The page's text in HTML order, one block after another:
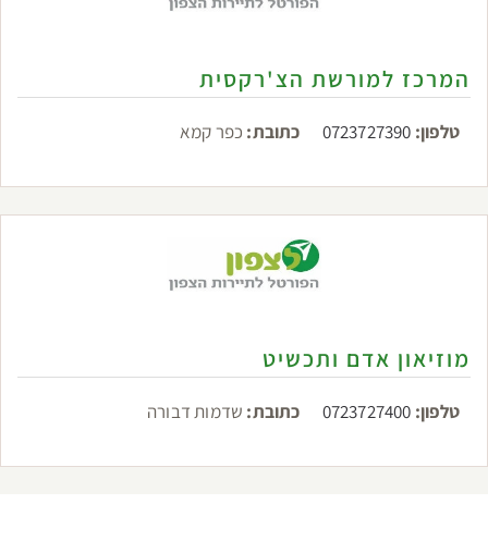
המרכז למורשת הצ'רקסית
טלפון: 0723727390 כתובת: כפר קמא
מוזיאון אדם ותכשיט
טלפון: 0723727400 כתובת: שדמות דבורה